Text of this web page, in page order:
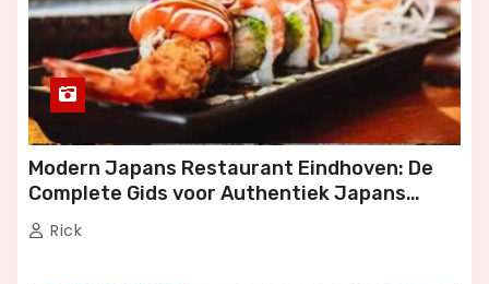
Modern Japans Restaurant Eindhoven: De
Complete Gids voor Authentiek Japans
Dineren
Rick